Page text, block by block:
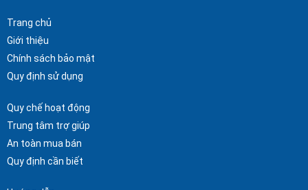
Trang chủ
Giới thiệu
Chính sách bảo mật
Quy định sử dụng
Quy chế hoạt động
Trung tâm trợ giúp
An toàn mua bán
Quy định cần biết